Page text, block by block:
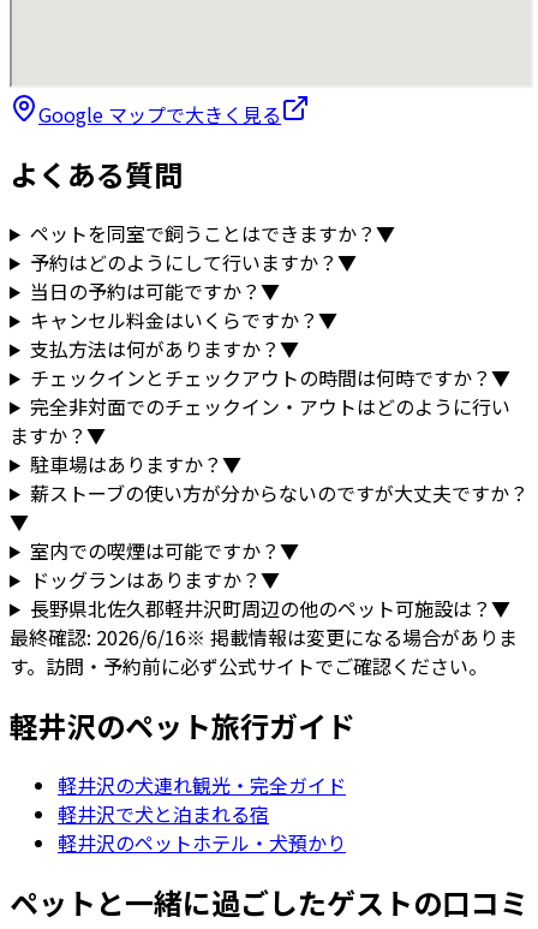
Google マップで大きく見る
よくある質問
ペットを同室で飼うことはできますか？▼
予約はどのようにして行いますか？▼
当日の予約は可能ですか？▼
キャンセル料金はいくらですか？▼
支払方法は何がありますか？▼
チェックインとチェックアウトの時間は何時ですか？▼
完全非対面でのチェックイン・アウトはどのように行い
ますか？▼
駐車場はありますか？▼
薪ストーブの使い方が分からないのですが大丈夫ですか？
▼
室内での喫煙は可能ですか？▼
ドッグランはありますか？▼
長野県北佐久郡軽井沢町周辺の他のペット可施設は？▼
最終確認: 2026/6/16※ 掲載情報は変更になる場合がありま
す。訪問・予約前に必ず公式サイトでご確認ください。
軽井沢のペット旅行ガイド
軽井沢の犬連れ観光・完全ガイド
軽井沢で犬と泊まれる宿
軽井沢のペットホテル・犬預かり
ペットと一緒に過ごしたゲストの口コミ